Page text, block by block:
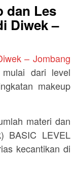
dan Les
Diwek –
– Jombang
dari level
makeup
materi dan
BASIC LEVEL
kecantikan di